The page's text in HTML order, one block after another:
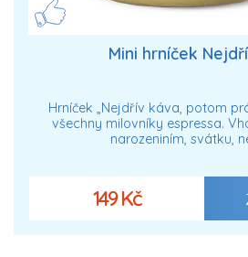
Mini hrníček
Hrníček „Nejdřív káva, potom
všechny milovníky espressa.
narozeniním, svátku,
149 Kč